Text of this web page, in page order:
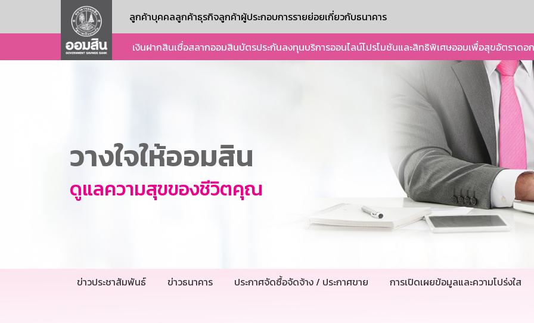
ลูกค้าบุคคลลูกค้าธุรกิจลูกค้าผู้ประกอบการรายย่อยเกี่ยวกับธนาคาร
เงินฝากสินเชื่อสลากออมสินบัตรประกันลงทุนบริการออนไลน์โปรโมชันและสิทธิพิเศษออมเพื่อสุขอัตราดอ
วางใจให้ออมสิน
ดูแลความสุขของชีวิตคุณ
ข่าวประชาสัมพันธ์ ข่าวธนาคาร ประกาศจัดซื้อจัดจ้าง / ประกาศขาย การเปิดเผยข้อมูลและความโปร่งใส